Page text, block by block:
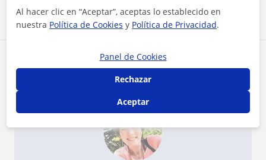
Es muy agradable y servicial.
Reconocimientos
Al hacer clic en “Aceptar”, aceptas lo establecido en
nuestra Política de Cookies y Política de Privacidad.
Panel de Cookies
Rechazar
Aceptar